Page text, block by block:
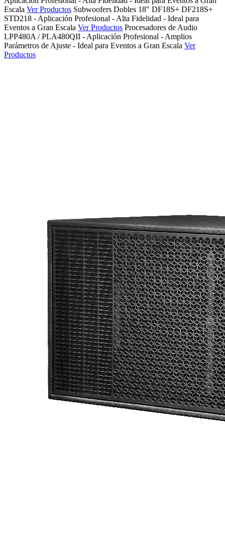
Escala Ver Productos Subwoofers Dobles 18" DF18S+ DF218S+
STD218 - Aplicación Profesional - Alta Fidelidad - Ideal para
Eventos a Gran Escala Ver Productos Procesadores de Audio
LPP480A / PLA480QII - Aplicación Profesional - Amplios
Parámetros de Ajuste - Ideal para Eventos a Gran Escala Ver
Productos